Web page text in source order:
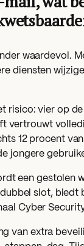
waardevol.
diensten
risico: vier op
vertrouwt
12 procent
jongere
een gestolen
slot, biedt
Cyber
van extra